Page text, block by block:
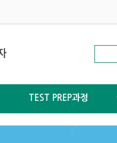
TEST PREP과정